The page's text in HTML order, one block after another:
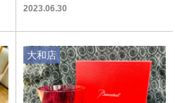
2023.06.30
大和店